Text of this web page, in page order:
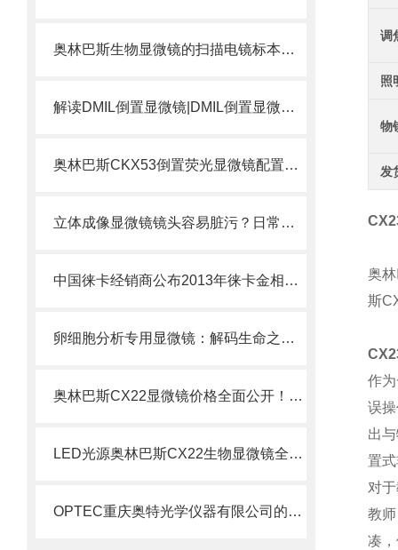
奥林巴斯生物显微镜的扫描电镜标本制备方法
解读DMIL倒置显微镜|DMIL倒置显微镜是什么？
奥林巴斯CKX53倒置荧光显微镜配置方案选择
立体成像显微镜镜头容易脏污？日常清洁与保养规范
中国徕卡经销商公布2013年徕卡金相显微镜价格表
卵细胞分析专用显微镜：解码生命之源的精密仪器
奥林巴斯CX22显微镜价格全面公开！！一律6折出售
LED光源奥林巴斯CX22生物显微镜全面问市
OPTEC重庆奥特光学仪器有限公司的公司简介B203生物显微镜
调
照
物
发
奥
斯
作
误
出
置
对
教
凑